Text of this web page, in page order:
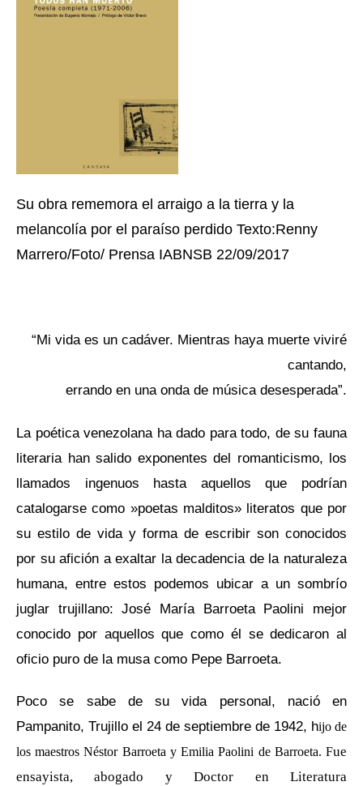
Su obra rememora el arraigo a la tierra y la
melancolía por el paraíso perdido Texto:Renny
Marrero/Foto/ Prensa IABNSB 22/09/2017
“Mi vida es un cadáver. Mientras haya muerte viviré
cantando,
errando en una onda de música desesperada”.
La poética venezolana ha dado para todo, de su fauna
literaria han salido exponentes del romanticismo, los
llamados ingenuos hasta aquellos que podrían
catalogarse como »poetas malditos» literatos que por
su estilo de vida y forma de escribir son conocidos
por su afición a exaltar la decadencia de la naturaleza
humana, entre estos podemos ubicar a un sombrío
juglar trujillano: José María Barroeta Paolini mejor
conocido por aquellos que como él se dedicaron al
oficio puro de la musa como Pepe Barroeta.
Poco se sabe de su vida personal, nació en
Pampanito, Trujillo el 24 de septiembre de 1942, hijo de
los maestros Néstor Barroeta y Emilia Paolini de Barroeta. Fue
ensayista, abogado y Doctor en Literatura